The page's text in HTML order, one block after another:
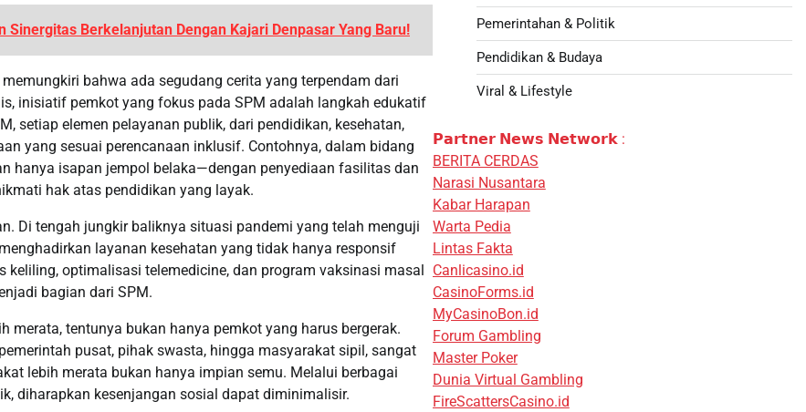
Berkelanjutan Dengan Kajari Denpasar Yang Baru!
bahwa ada segudang cerita yang terpendam dari
inisiatif pemkot yang fokus pada SPM adalah langkah edukatif
setiap elemen pelayanan publik, dari pendidikan, kesehatan,
yang sesuai perencanaan inklusif. Contohnya, dalam bidang
hanya isapan jempol belaka—dengan penyediaan fasilitas dan
hak atas pendidikan yang layak.
Di tengah jungkir baliknya situasi pandemi yang telah menguji
layanan kesehatan yang tidak hanya responsif
optimalisasi telemedicine, dan program vaksinasi masal
bagian dari SPM.
tentunya bukan hanya pemkot yang harus bergerak.
pusat, pihak swasta, hingga masyarakat sipil, sangat
lebih merata bukan hanya impian semu. Melalui berbagai
diharapkan kesenjangan sosial dapat diminimalisir.
Pemerintahan & Politik
Pendidikan & Budaya
Viral & Lifestyle
𝗣𝗮𝗿𝘁𝗻𝗲𝗿 𝗡𝗲𝘄𝘀 𝗡𝗲𝘁𝘄𝗼𝗿𝗸 :
BERITA CERDAS
Narasi Nusantara
Kabar Harapan
Warta Pedia
Lintas Fakta
Canlicasino.id
CasinoForms.id
MyCasinoBon.id
Forum Gambling
Master Poker
Dunia Virtual Gambling
FireScattersCasino.id